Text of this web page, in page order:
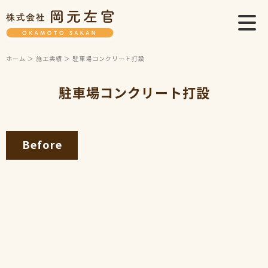
ホーム ＞ 施工実績 ＞ 駐車場コンクリート打設
駐車場コンクリート打設
Before